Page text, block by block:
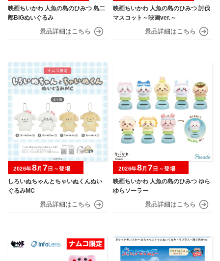
映画ちいかわ 人魚の島のひみつ 島二
郎BIGぬいぐるみ
映画ちいかわ 人魚の島のひみつ 討伐
マスコット～映画ver.～
しろいぬちゃんとちゃいぬくんぬい
ぐるみMC
2026年8月 7日～登場
映画ちいかわ 人魚の島のひみつ ゆら
ゆらソーラー
2026年8月 7日～登場